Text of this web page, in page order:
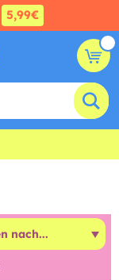
5,99€